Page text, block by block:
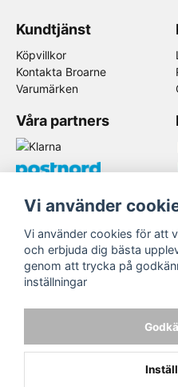
Kundtjänst
Köpvillkor
Kontakta Broarne
Varumärken
Våra partners
© Copyright
Vi använder
Vi använder cookies för att
och erbjuda dig bästa
genom att trycka på
inställningar